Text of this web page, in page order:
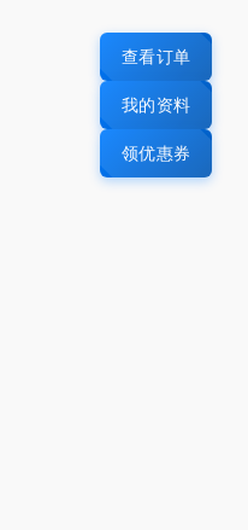
查看订单
我的资料
领优惠券